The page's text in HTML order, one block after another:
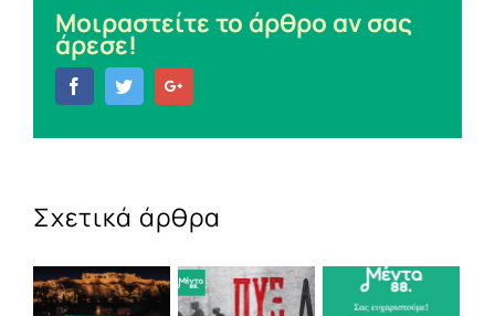
Μοιραστείτε το άρθρο αν σας
άρεσε!
FacebookTwitter
Σχετικά άρθρα